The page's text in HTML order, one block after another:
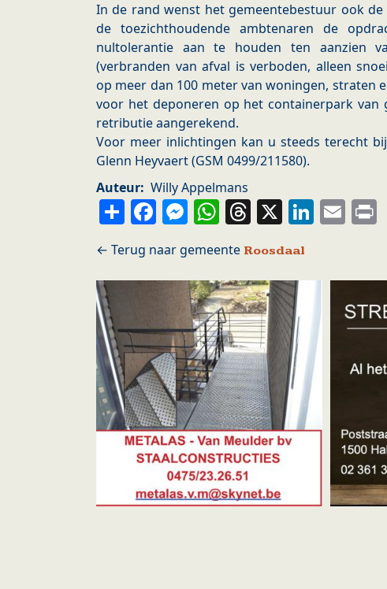
In de rand wenst het gemeentebestuur ook
de toezichthoudende ambtenaren de
nultolerantie aan te houden ten aanzien
(verbranden van afval is verboden, alleen
op meer dan 100 meter van woningen, straten
voor het deponeren op het containerpark van
retributie aangerekend.
Voor meer inlichtingen kan u steeds terecht
Glenn Heyvaert (GSM 0499/211580).
Auteur Willy Appelmans
ShareFacebook
Messenger
WhatsApp
Threads
X
Roosdaal